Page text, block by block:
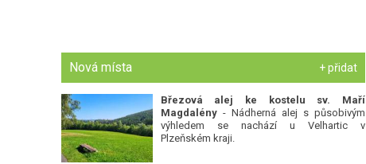
Nová místa + přidat
Březová alej ke kostelu sv. Maří
Magdalény- Nádherná alej s působivým
výhledem se nachází u Velhartic v
Plzeňském kraji.